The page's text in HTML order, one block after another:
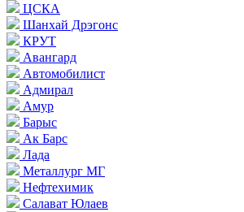
ЦСКА
Шанхай Дрэгонс
КРУТ
Авангард
Автомобилист
Адмирал
Амур
Барыс
Ак Барс
Лада
Металлург МГ
Нефтехимик
Салават Юлаев